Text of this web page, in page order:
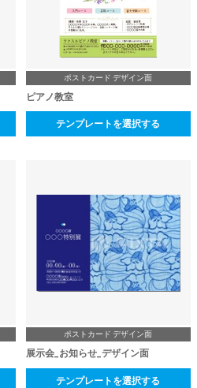
ポストカード デザイン面
ピアノ教室
テンプレートを選択する
ポストカード デザイン面
展示会_お知らせ_デザイン面
テンプレートを選択する